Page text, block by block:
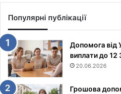
Популярні публікації
Допомога від
виплати до 12
20.06.2026
Грошова